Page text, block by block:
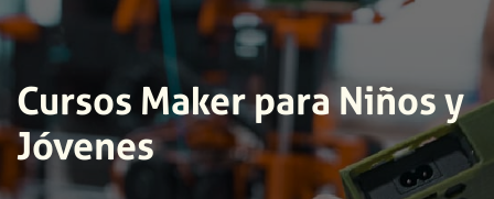
Cursos Maker para Niños y
Jóvenes